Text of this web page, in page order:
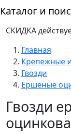
Каталог и
СКИДКА
Главная
Крепежные
Гвозди
Ершеные
Гвозди